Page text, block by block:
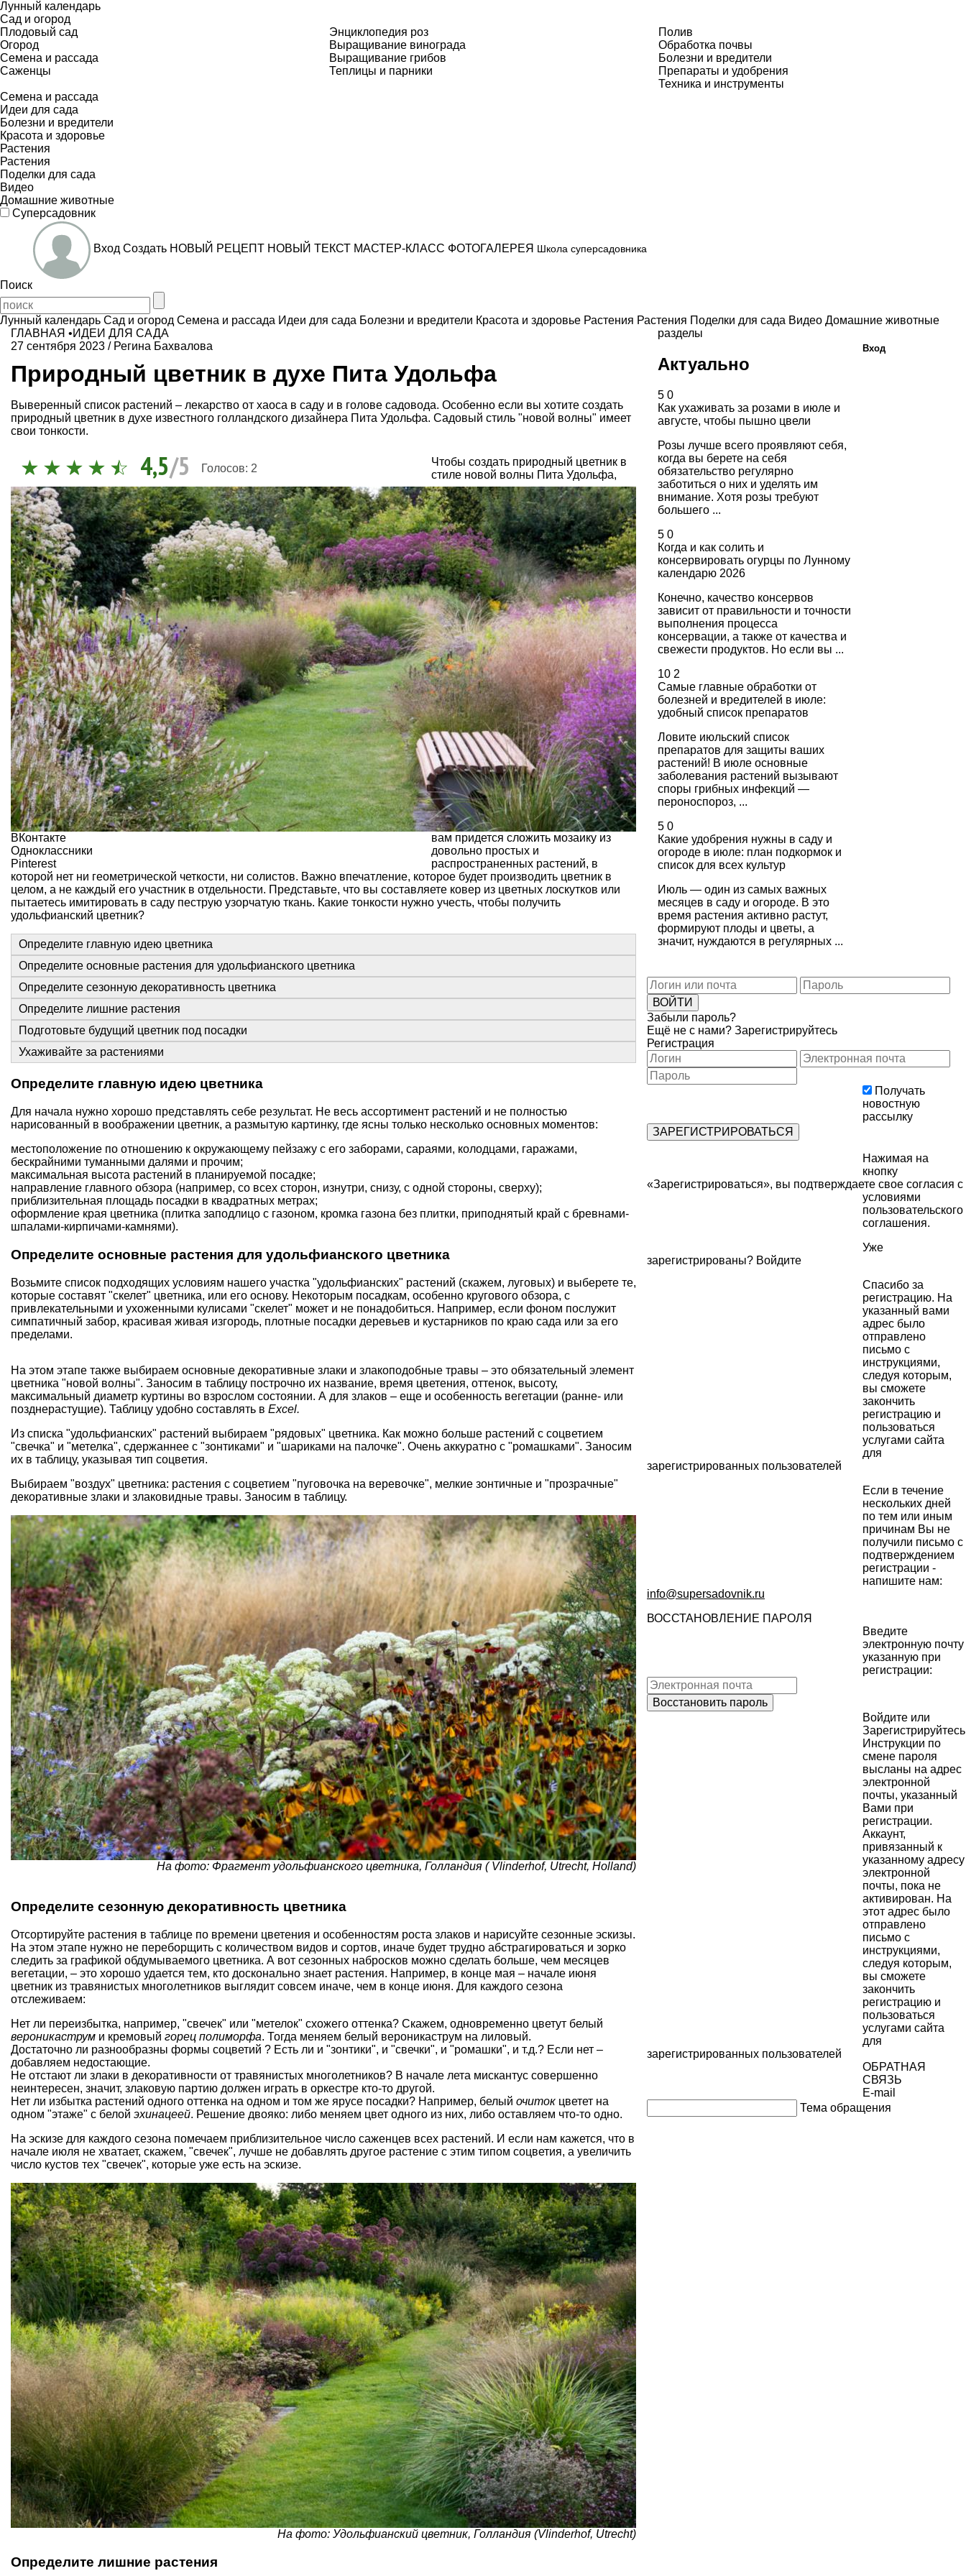
Лунный календарь
Сад и огород
Плодовый сад
Огород
Семена и рассада
Саженцы
Энциклопедия роз
Выращивание винограда
Выращивание грибов
Теплицы и парники
Полив
Обработка почвы
Болезни и вредители
Препараты и удобрения
Техника и инструменты
Семена и рассада
Идеи для сада
Болезни и вредители
Красота и здоровье
Растения
Растения
Поделки для сада
Видео
Домашние животные
Суперсадовник
Вход Создать НОВЫЙ РЕЦЕПТ НОВЫЙ ТЕКСТ МАСТЕР-КЛАСС ФОТОГАЛЕРЕЯ Школа суперсадовника
Поиск
Лунный календарь Сад и огород Семена и рассада Идеи для сада Болезни и вредители Красота и здоровье Растения Растения Поделки для сада Видео Домашние животные
ГЛАВНАЯ •ИДЕИ ДЛЯ САДА
27 сентября 2023 / Регина Бахвалова
Природный цветник в духе Пита Удольфа
Выверенный список растений – лекарство от хаоса в саду и в голове садовода. Особенно если вы хотите создать
природный цветник в духе известного голландского дизайнера Пита Удольфа. Садовый стиль "новой волны" имеет
свои тонкости.
4,5/5 Голосов: 2
ВКонтакте
Одноклассники
Pinterest
Чтобы создать природный цветник в
стиле новой волны Пита Удольфа,
вам придется сложить мозаику из
довольно простых и
распространенных растений, в
которой нет ни геометрической четкости, ни солистов. Важно впечатление, которое будет производить цветник в
целом, а не каждый его участник в отдельности. Представьте, что вы составляете ковер из цветных лоскутков или
пытаетесь имитировать в саду пеструю узорчатую ткань. Какие тонкости нужно учесть, чтобы получить
удольфианский цветник?
Определите главную идею цветника
Определите основные растения для удольфианского цветника
Определите сезонную декоративность цветника
Определите лишние растения
Подготовьте будущий цветник под посадки
Ухаживайте за растениями
Определите главную идею цветника
Для начала нужно хорошо представлять себе результат. Не весь ассортимент растений и не полностью
нарисованный в воображении цветник, а размытую картинку, где ясны только несколько основных моментов:
местоположение по отношению к окружающему пейзажу с его заборами, сараями, колодцами, гаражами,
бескрайними туманными далями и прочим;
максимальная высота растений в планируемой посадке;
направление главного обзора (например, со всех сторон, изнутри, снизу, с одной стороны, сверху);
приблизительная площадь посадки в квадратных метрах;
оформление края цветника (плитка заподлицо с газоном, кромка газона без плитки, приподнятый край с бревнами-
шпалами-кирпичами-камнями).
Определите основные растения для удольфианского цветника
Возьмите список подходящих условиям нашего участка "удольфианских" растений (скажем, луговых) и выберете те,
которые составят "скелет" цветника, или его основу. Некоторым посадкам, особенно кругового обзора, с
привлекательными и ухоженными кулисами "скелет" может и не понадобиться. Например, если фоном послужит
симпатичный забор, красивая живая изгородь, плотные посадки деревьев и кустарников по краю сада или за его
пределами.
На этом этапе также выбираем основные декоративные злаки и злакоподобные травы – это обязательный элемент
цветника "новой волны". Заносим в таблицу построчно их название, время цветения, оттенок, высоту,
максимальный диаметр куртины во взрослом состоянии. А для злаков – еще и особенность вегетации (ранне- или
позднерастущие). Таблицу удобно составлять в Excel.
Из списка "удольфианских" растений выбираем "рядовых" цветника. Как можно больше растений с соцветием
"свечка" и "метелка", сдержаннее с "зонтиками" и "шариками на палочке". Очень аккуратно с "ромашками". Заносим
их в таблицу, указывая тип соцветия.
Выбираем "воздух" цветника: растения с соцветием "пуговочка на веревочке", мелкие зонтичные и "прозрачные"
декоративные злаки и злаковидные травы. Заносим в таблицу.
На фото: Фрагмент удольфианского цветника, Голландия ( Vlinderhof, Utrecht, Holland)
Определите сезонную декоративность цветника
Отсортируйте растения в таблице по времени цветения и особенностям роста злаков и нарисуйте сезонные эскизы.
На этом этапе нужно не переборщить с количеством видов и сортов, иначе будет трудно абстрагироваться и зорко
следить за графикой обдумываемого цветника. А вот сезонных набросков можно сделать больше, чем месяцев
вегетации, – это хорошо удается тем, кто досконально знает растения. Например, в конце мая – начале июня
цветник из травянистых многолетников выглядит совсем иначе, чем в конце июня. Для каждого сезона
отслеживаем:
Нет ли переизбытка, например, "свечек" или "метелок" схожего оттенка? Скажем, одновременно цветут белый
вероникаструм и кремовый горец полиморфа. Тогда меняем белый вероникаструм на лиловый.
Достаточно ли разнообразны формы соцветий ? Есть ли и "зонтики", и "свечки", и "ромашки", и т.д.? Если нет –
добавляем недостающие.
Не отстают ли злаки в декоративности от травянистых многолетников? В начале лета мискантус совершенно
неинтересен, значит, злаковую партию должен играть в оркестре кто-то другой.
Нет ли избытка растений одного оттенка на одном и том же ярусе посадки? Например, белый очиток цветет на
одном "этаже" с белой эхинацеей. Решение двояко: либо меняем цвет одного из них, либо оставляем что-то одно.
На эскизе для каждого сезона помечаем приблизительное число саженцев всех растений. И если нам кажется, что в
начале июля не хватает, скажем, "свечек", лучше не добавлять другое растение с этим типом соцветия, а увеличить
число кустов тех "свечек", которые уже есть на эскизе.
На фото: Удольфианский цветник, Голландия (Vlinderhof, Utrecht)
Определите лишние растения
разделы
Актуально
5 0
Как ухаживать за розами в июле и
августе, чтобы пышно цвели
Розы лучше всего проявляют себя,
когда вы берете на себя
обязательство регулярно
заботиться о них и уделять им
внимание. Хотя розы требуют
большего ...
5 0
Когда и как солить и
консервировать огурцы по Лунному
календарю 2026
Конечно, качество консервов
зависит от правильности и точности
выполнения процесса
консервации, а также от качества и
свежести продуктов. Но если вы ...
10 2
Самые главные обработки от
болезней и вредителей в июле:
удобный список препаратов
Ловите июльский список
препаратов для защиты ваших
растений! В июле основные
заболевания растений вызывают
споры грибных инфекций —
пероноспороз, ...
5 0
Какие удобрения нужны в саду и
огороде в июле: план подкормок и
список для всех культур
Июль — один из самых важных
месяцев в саду и огороде. В это
время растения активно растут,
формируют плоды и цветы, а
значит, нуждаются в регулярных ...
Вход
Забыли пароль?
Ещё не с нами? Зарегистрируйтесь
Регистрация
Получать
новостную
рассылку
Нажимая на
кнопку
«Зарегистрироваться», вы подтверждаете свое согласия с
условиями
пользовательского
соглашения.
Уже
зарегистрированы? Войдите
Спасибо за
регистрацию. На
указанный вами
адрес было
отправлено
письмо с
инструкциями,
следуя которым,
вы сможете
закончить
регистрацию и
пользоваться
услугами сайта
для
зарегистрированных пользователей
Если в течение
нескольких дней
по тем или иным
причинам Вы не
получили письмо с
подтверждением
регистрации -
напишите нам:
info@supersadovnik.ru
ВОССТАНОВЛЕНИЕ ПАРОЛЯ
Введите
электронную почту
указанную при
регистрации:
Войдите или
Зарегистрируйтесь
Инструкции по
смене пароля
высланы на адрес
электронной
почты, указанный
Вами при
регистрации.
Аккаунт,
привязанный к
указанному адресу
электронной
почты, пока не
активирован. На
этот адрес было
отправлено
письмо с
инструкциями,
следуя которым,
вы сможете
закончить
регистрацию и
пользоваться
услугами сайта
для
зарегистрированных пользователей
ОБРАТНАЯ
СВЯЗЬ
E-mail
Тема обращения